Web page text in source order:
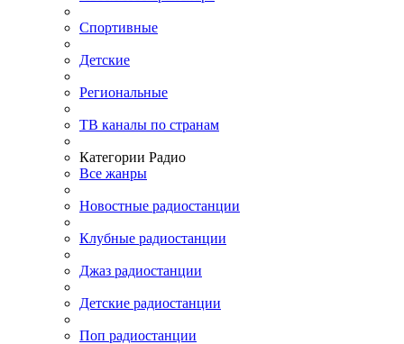
Спортивные
Детские
Региональные
ТВ каналы по странам
Категории Радио
Все жанры
Новостные радиостанции
Клубные радиостанции
Джаз радиостанции
Детские радиостанции
Поп радиостанции